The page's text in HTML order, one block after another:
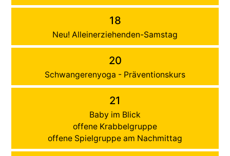
18
Neu! Alleinerziehenden-Samstag
20
Schwangerenyoga - Präventionskurs
21
Baby im Blick
offene Krabbelgruppe
offene Spielgruppe am Nachmittag